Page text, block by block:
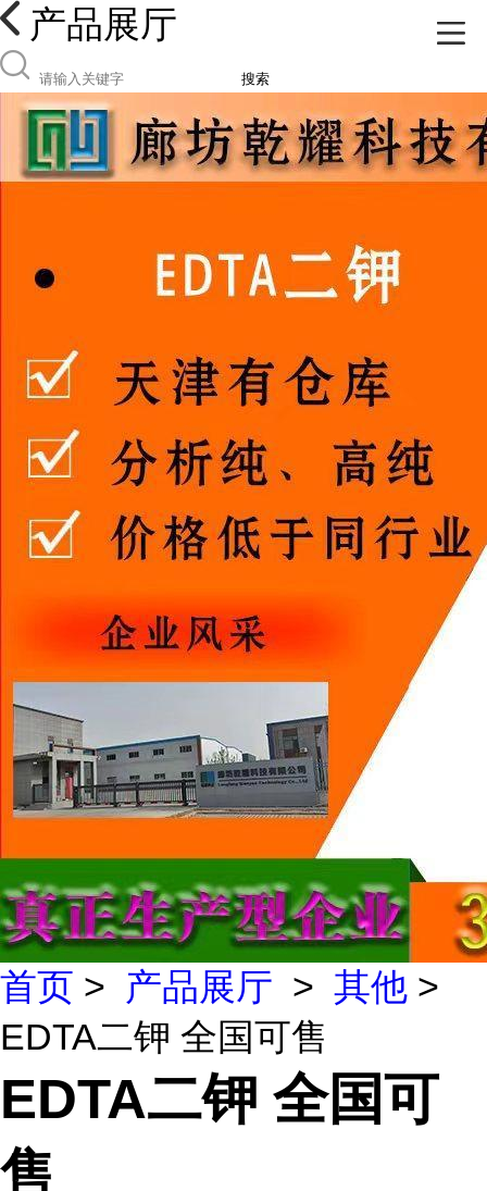
产品展厅
搜索
首页 > 产品展厅 > 其他 >
EDTA二钾 全国可售
EDTA二钾 全国可
售